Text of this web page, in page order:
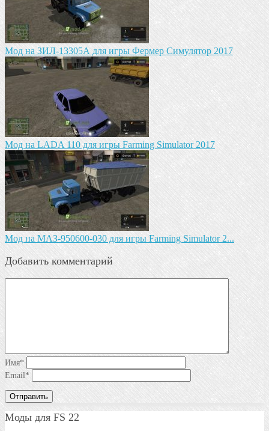
Мод на ЗИЛ-13305А для игры Фермер Симулятор 2017
Мод на LADA 110 для игры Farming Simulator 2017
Mод на МАЗ-950600-030 для игры Farming Simulator 2...
Добавить комментарий
Имя*
Email*
Моды для FS 22